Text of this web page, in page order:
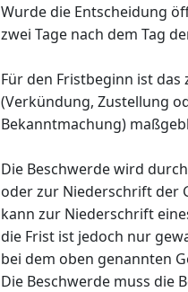
Wurde die Entscheidung
zwei Tage nach dem Tag
Für den Fristbeginn ist
(Verkündung, Zustellung
Bekanntmachung)
Die Beschwerde wird
oder zur Niederschrift der
kann zur Niederschrift
die Frist ist jedoch nur
bei dem oben genannten
Die Beschwerde muss die